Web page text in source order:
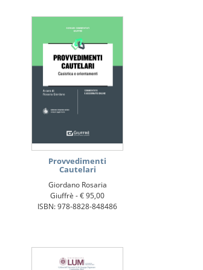
Provvedimenti
Cautelari
Giordano Rosaria
Giuffrè -€ 95,00
ISBN: 978-8828-848486